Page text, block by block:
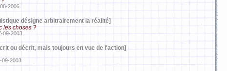
2006
désigne arbitrairement la réalité]
les choses ?
09-2003
ou décrit, mais toujours en vue de l'action]
2003